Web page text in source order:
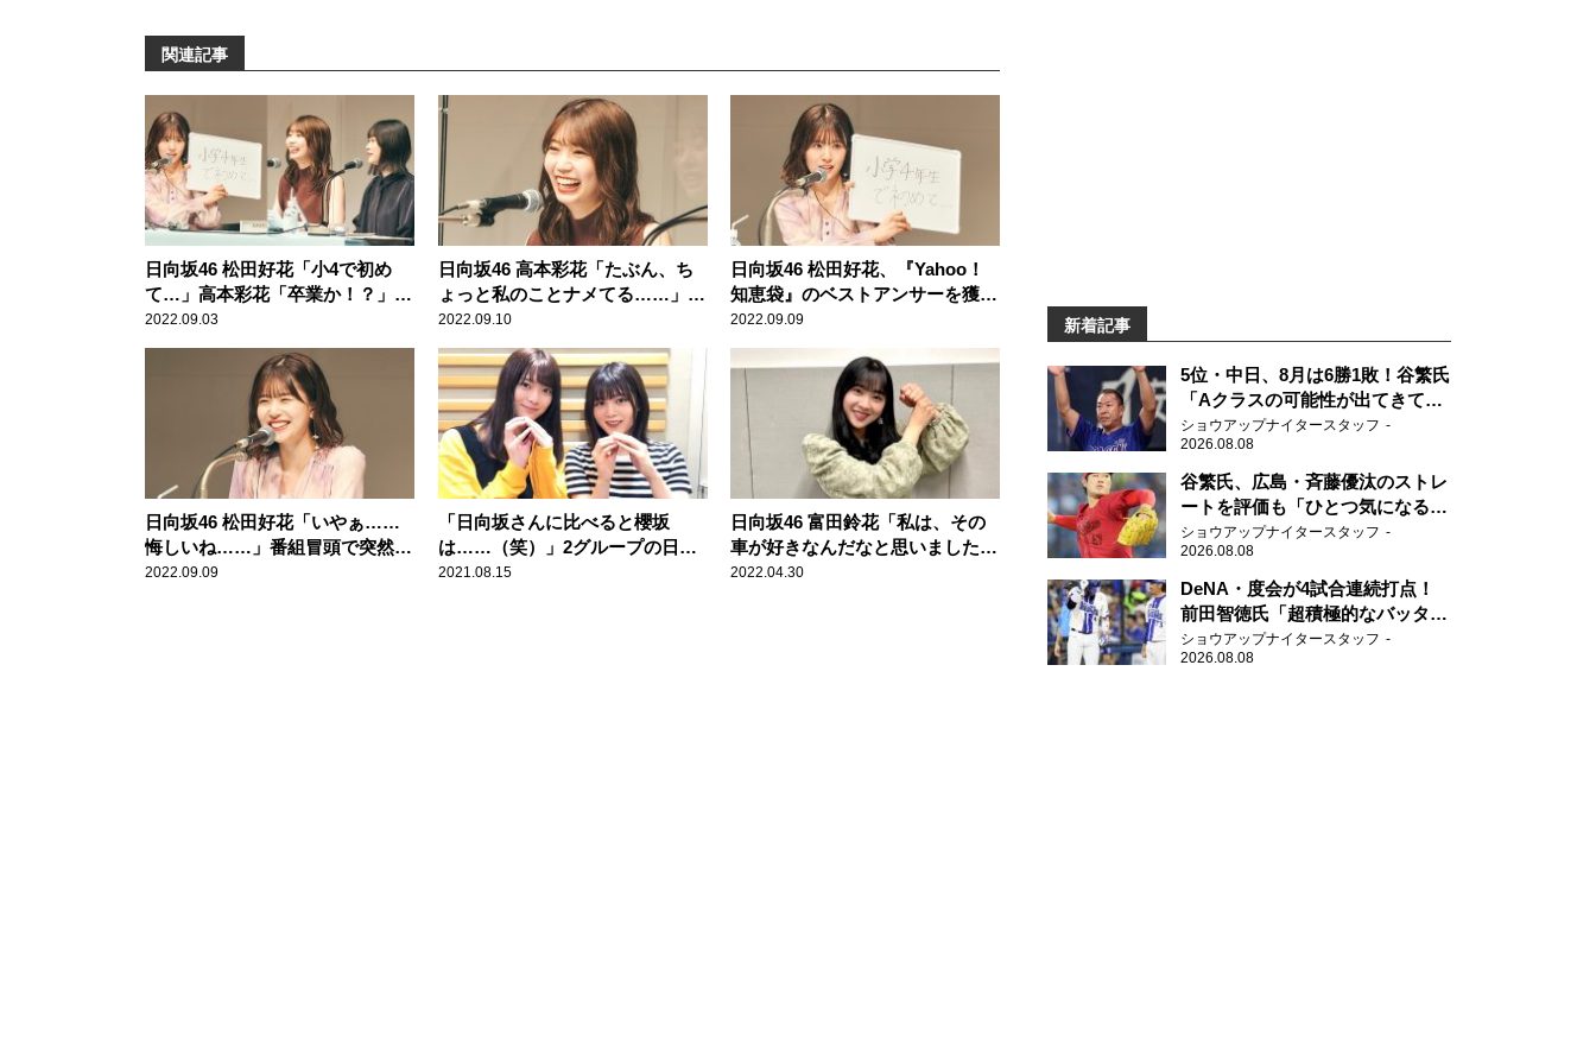
関連記事
日向坂46 松田好花「小4で初め
て…」高本彩花「卒業か！？」髙
橋未来虹「初デート！」 どこに
も出してない新情報を続々公開の
『日向坂46松田好花の日向坂高校
放送部』公開収録イベントレポー
ト＜前編＞到着！
2022.09.03
日向坂46 高本彩花「たぶん、ち
ょっと私のことナメてる……」
山口陽世の家に自分だけ入れても
らえずショック
2022.09.10
日向坂46 松田好花、『Yahoo！
知恵袋』のベストアンサーを獲得
したことを告白「結構得意分野の
質問だったので」
2022.09.09
日向坂46 松田好花「いやぁ……
悔しいね……」番組冒頭で突然切
り出した言葉の理由を明かす
2022.09.09
「日向坂さんに比べると櫻坂
は……（笑）」2グループの日焼
け対策の違いを櫻坂46 田村保乃
2021.08.15
日向坂46 富田鈴花「私は、その
車が好きなんだなと思いました」
高速道路でよく目につく車種を明
2022.04.30
新着記事
5位・中日、8月は6勝1敗！谷繁氏
「Aクラスの可能性が出てきてい
ますね」
ショウアップナイタースタッフ
2026.08.08
谷繁氏、広島・斉藤優汰のストレ
ートを評価も「ひとつ気になるこ
とが…」
ショウアップナイタースタッフ
2026.08.08
DeNA・度会が4試合連続打点！
前田智徳氏「超積極的なバッター
はチャンスに強い」
ショウアップナイタースタッフ
2026.08.08